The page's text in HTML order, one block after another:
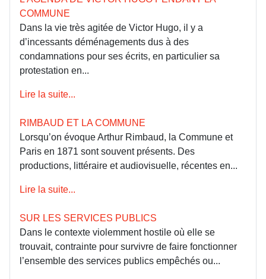
COMMUNE
Dans la vie très agitée de Victor Hugo, il y a
d’incessants déménagements dus à des
condamnations pour ses écrits, en particulier sa
protestation en...
Lire la suite...
RIMBAUD ET LA COMMUNE
Lorsqu’on évoque Arthur Rimbaud, la Commune et
Paris en 1871 sont souvent présents. Des
productions, littéraire et audiovisuelle, récentes en...
Lire la suite...
SUR LES SERVICES PUBLICS
Dans le contexte violemment hostile où elle se
trouvait, contrainte pour survivre de faire fonctionner
l’ensemble des services publics empêchés ou...